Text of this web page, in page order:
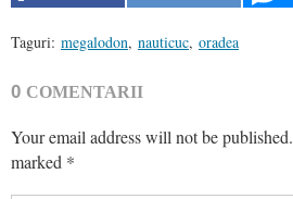
Taguri: megalodon, nauticuc, oradea
0 COMENTARII
Your email address will not be published.
marked *